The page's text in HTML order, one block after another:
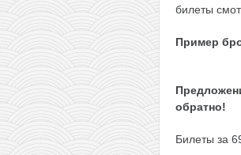
билеты
Пример
обратно!
Билеты за